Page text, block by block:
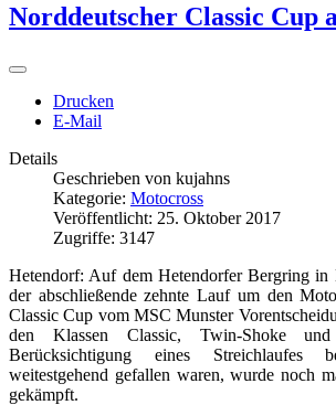
Norddeutscher Classic Cup
Drucken
E-Mail
Details
Geschrieben von kujahns
Kategorie: Motocross
Veröffentlicht: 25. Oktober 2017
Zugriffe: 3147
Hetendorf: Auf dem Hetendorfer Bergring in
der abschließende zehnte Lauf um den
Classic Cup vom MSC Munster
den Klassen Classic, Twin-Shoke
Berücksichtigung eines Streichlaufes
weitestgehend gefallen waren, wurde noch
gekämpft.